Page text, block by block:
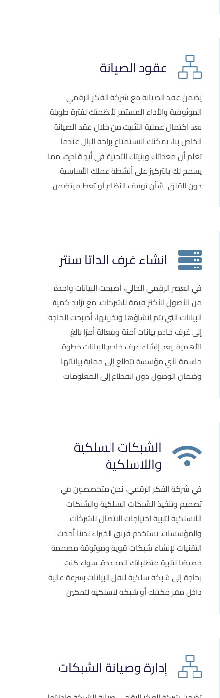
عقود الصيانة
يضمن عقد الصيانة مع شركة الفكر الرقمي
الموثوقية والأداء المستمر لأنظمتك لفترة طويلة
بعد اكتمال عملية التثبيت.من خلال عقد الصيانة
الخاص بنا، يمكنك الاستمتاع براحة البال عندما
تعلم أن معداتك وبنيتك التحتية في أيدٍ قادرة، مما
يسمح لك بالتركيز على أنشطة عملك الأساسية
دون القلق بشأن توقف النظام أو تعطله.يتضمن
انشاء غرف الداتا سنتر
في العصر الرقمي الحالي، أصبحت البيانات واحدة
من الأصول الأكثر قيمة للشركات. مع تزايد كمية
البيانات التي يتم إنشاؤها وتخزينها، أصبحت الحاجة
إلى غرف خادم بيانات آمنة وفعالة أمرًا بالغ
الأهمية. يعد إنشاء غرف خادم البيانات خطوة
حاسمة لأي مؤسسة تتطلع إلى حماية بياناتها
وضمان الوصول دون انقطاع إلى المعلومات
الشبكات السلكية
واللاسلكية
في شركة الفكر الرقمي، نحن متخصصون في
تصميم وتنفيذ الشبكات السلكية والشبكات
اللاسلكية لتلبية احتياجات الاتصال للشركات
والمؤسسات. يستخدم فريق الخبراء لدينا أحدث
التقنيات لإنشاء شبكات قوية وموثوقة مصممة
خصيصًا لتلبية متطلباتك المحددة. سواء كنت
بحاجة إلى شبكة سلكية لنقل البيانات بسرعة عالية
داخل مقر مكتبك أو شبكة لاسلكية لتمكين
إدارة وصيانة الشبكات